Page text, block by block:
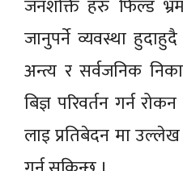
जनशक्ति हरु फिल्ड
जानुपर्ने व्यवस्था
अन्त्य र सर्वजनिक
बिज्ञ परिवर्तन गर्न
लाइ प्रतिबेदन मा उल्लेख